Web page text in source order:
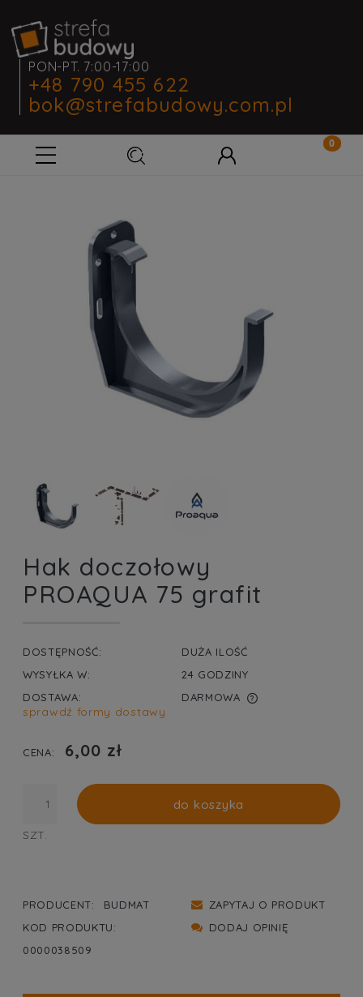
PON-PT. 7:00-17:00
+48 790 455 622
bok@strefabudowy.com.pl
Hak doczołowy
PROAQUA 75 grafit
DOSTĘPNOŚĆ:
DUŻA ILOŚĆ
WYSYŁKA W:
24 GODZINY
DOSTAWA:
DARMOWA
CENA NIE ZAWIERA EWENTUALNYCH KOSZTÓW
sprawdź formy dostawy
CENA: 6,00 zł
SZT.
do koszyka
PRODUCENT:
BUDMAT
KOD PRODUKTU:
0000038509
ZAPYTAJ O PRODUKT
DODAJ OPINIĘ